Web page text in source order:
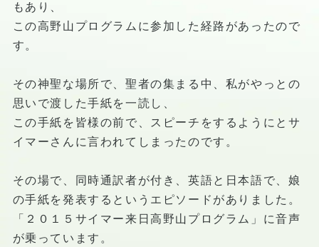
もあり、
この高野山プログラムに参加した経路があったので
す。
その神聖な場所で、聖者の集まる中、私がやっとの
思いで渡した手紙を一読し、
この手紙を皆様の前で、スピーチをするようにとサ
イマーさんに言われてしまったのです。
その場で、同時通訳者が付き、英語と日本語で、娘
の手紙を発表するというエピソードがありました。
「２０１５サイマー来日高野山プログラム」に音声
が乗っています。